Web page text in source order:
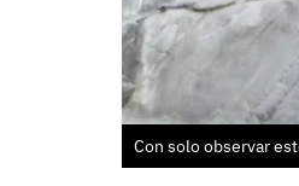
Con solo observar